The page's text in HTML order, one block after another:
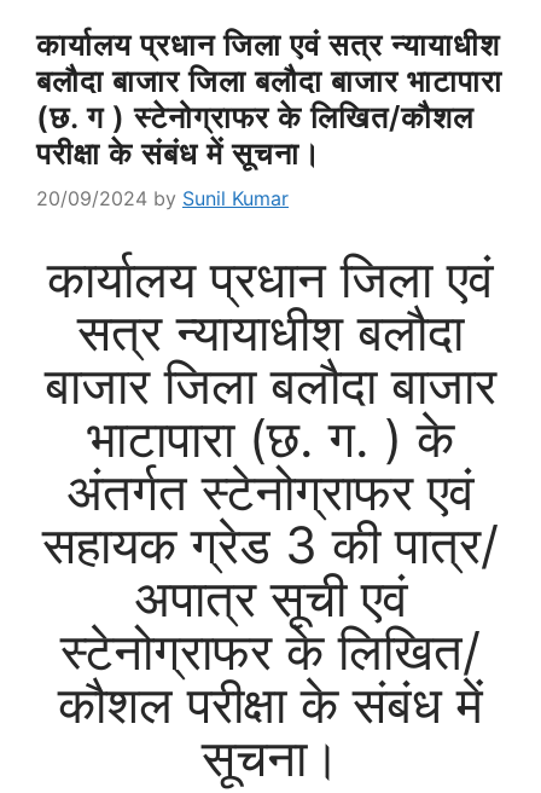
कार्यालय प्रधान जिला एवं सत्र न्यायाधीश
बलौदा बाजार जिला बलौदा बाजार भाटापारा
(छ. ग ) स्टेनोग्राफर के लिखित/कौशल
परीक्षा के संबंध में सूचना।
20/09/2024 by Sunil Kumar
कार्यालय प्रधान जिला एवं
सत्र न्यायाधीश बलौदा
बाजार जिला बलौदा बाजार
भाटापारा (छ. ग. ) के
अंतर्गत स्टेनोग्राफर एवं
सहायक ग्रेड 3 की पात्र/
अपात्र सूची एवं
स्टेनोग्राफर के लिखित/
कौशल परीक्षा के संबंध में
सूचना।